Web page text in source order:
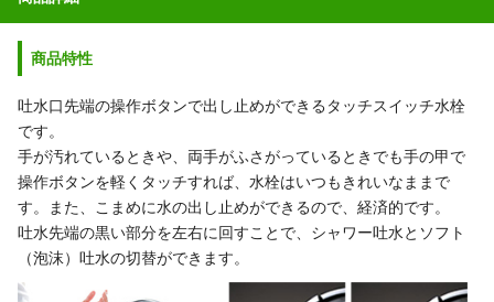
商品特性
吐水口先端の操作ボタンで出し止めができるタッチスイッチ水栓
です。
手が汚れているときや、両手がふさがっているときでも手の甲で
操作ボタンを軽くタッチすれば、水栓はいつもきれいなままで
す。また、こまめに水の出し止めができるので、経済的です。
吐水先端の黒い部分を左右に回すことで、シャワー吐水とソフト
（泡沫）吐水の切替ができます。